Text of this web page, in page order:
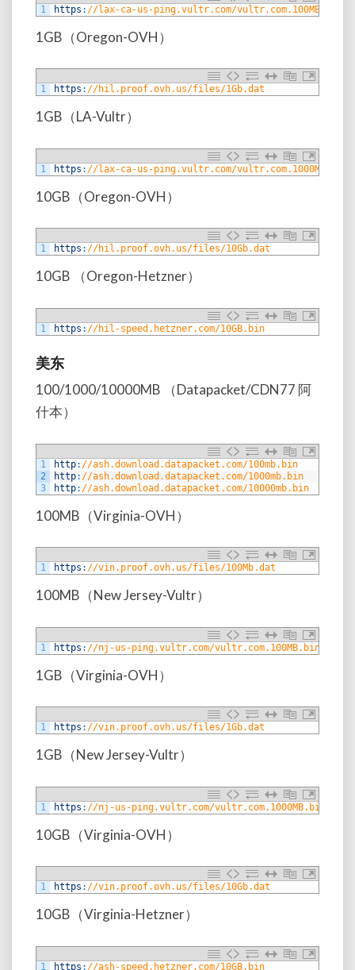
1 https : //lax-ca-us-ping.vultr.com/vultr.com.100MB.bin
1GB（Oregon-OVH）
1 https : //hil.proof.ovh.us/files/1Gb.dat
1GB（LA-Vultr）
1 https : //lax-ca-us-ping.vultr.com/vultr.com.1000MB.bin
10GB（Oregon-OVH）
1 https : //hil.proof.ovh.us/files/10Gb.dat
10GB （Oregon-Hetzner）
1 https : //hil-speed.hetzner.com/10GB.bin
美东
100/1000/10000MB （Datapacket/CDN77 阿
什本）
1
2
3
http: //ash.download.datapacket.com/100mb.bin
http: //ash.download.datapacket.com/1000mb.bin
http: //ash.download.datapacket.com/10000mb.bin
100MB（Virginia-OVH）
1 https : //vin.proof.ovh.us/files/100Mb.dat
100MB（New Jersey-Vultr）
1 https : //nj-us-ping.vultr.com/vultr.com.100MB.bin
1GB（Virginia-OVH）
1 https : //vin.proof.ovh.us/files/1Gb.dat
1GB（New Jersey-Vultr）
1 https : //nj-us-ping.vultr.com/vultr.com.1000MB.bin
10GB（Virginia-OVH）
1 https : //vin.proof.ovh.us/files/10Gb.dat
10GB（Virginia-Hetzner）
1 https : //ash-speed.hetzner.com/10GB.bin